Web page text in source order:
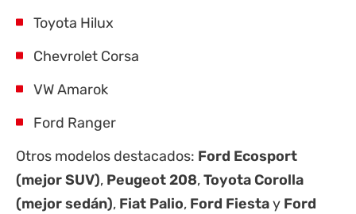
Toyota Hilux
Chevrolet Corsa
VW Amarok
Ford Ranger
Otros modelos destacados: Ford Ecosport
(mejor SUV), Peugeot 208,Toyota Corolla
(mejor sedán), Fiat Palio, Ford Fiestay Ford